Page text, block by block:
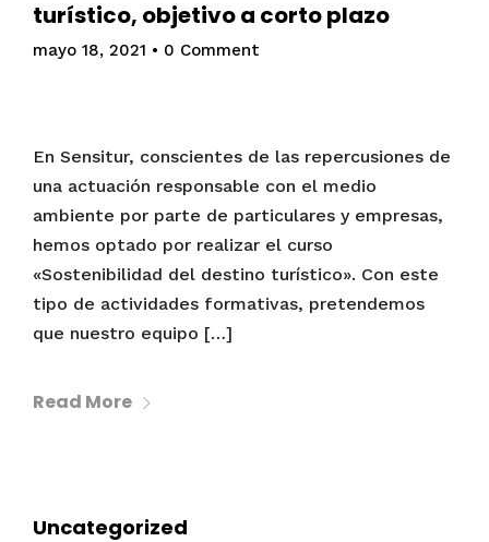
turístico, objetivo a corto plazo
mayo 18, 2021 • 0 Comment
En Sensitur, conscientes de las repercusiones de
una actuación responsable con el medio
ambiente por parte de particulares y empresas,
hemos optado por realizar el curso
«Sostenibilidad del destino turístico». Con este
tipo de actividades formativas, pretendemos
que nuestro equipo […]
Read More
Uncategorized